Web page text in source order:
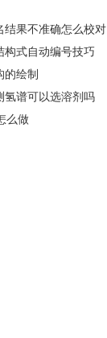
结果不准确怎么校对
构式自动编号技巧
的绘制
氢谱可以选溶剂吗
么做